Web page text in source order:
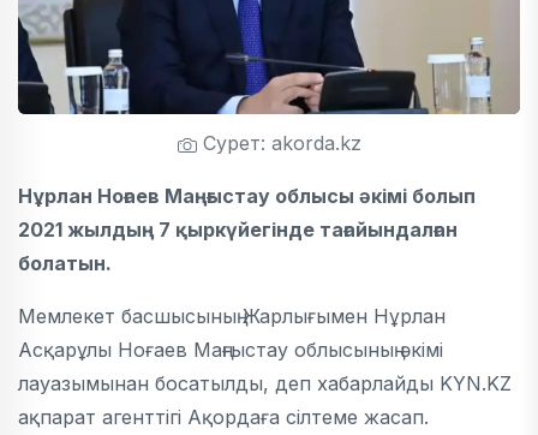
Сурет: akorda.kz
Нұрлан Ноғаев Маңғыстау облысы әкімі болып
2021 жылдың 7 қыркүйегінде тағайындалған
болатын.
Мемлекет басшысының Жарлығымен Нұрлан
Асқарұлы Ноғаев Маңғыстау облысының әкімі
лауазымынан босатылды, деп хабарлайды KYN.KZ
ақпарат агенттігі Ақордаға сілтеме жасап.